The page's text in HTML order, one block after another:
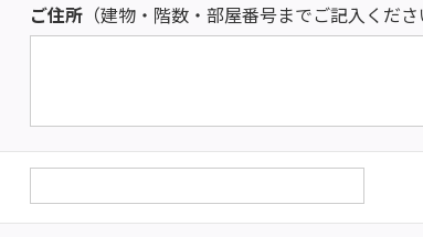
ご住所 （建物・階数・部屋番号までご記入くだ